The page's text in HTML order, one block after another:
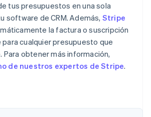
tus presupuestos en una sola
software de CRM. Además, Stripe
la factura o suscripción
cualquier presupuesto que
obtener más información,
de nuestros expertos de Stripe.